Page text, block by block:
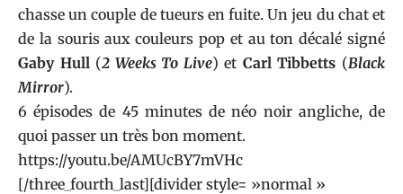
chasse un couple de tueurs en fuite. Un jeu du chat et
de la souris aux couleurs pop et au ton décalé signé
Gaby Hull (2 Weeks To Live) et Carl Tibbetts (Black
Mirror).
6 épisodes de 45 minutes de néo noir angliche, de
quoi passer un très bon moment.
https://youtu.be/AMUcBY7mVHc
[/three_fourth_last][divider style= »normal »